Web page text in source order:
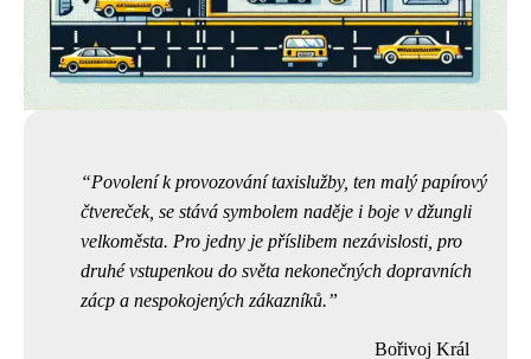
Povolení k provozování taxislužby, ten malý papírový
čtvereček, se stává symbolem naděje i boje v džungli
velkoměsta. Pro jedny je příslibem nezávislosti, pro
druhé vstupenkou do světa nekonečných dopravních
zácp a nespokojených zákazníků.
Bořivoj Král